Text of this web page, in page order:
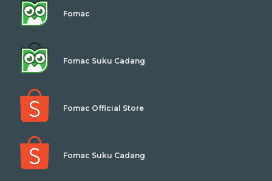
Fomac
Fomac Official Store
Fomac Suku Cadang
Fomac Suku Cadang